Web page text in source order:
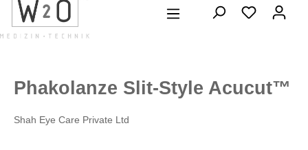
springen
Phakolanze Slit-Style Acucut™
Shah Eye Care Private Ltd